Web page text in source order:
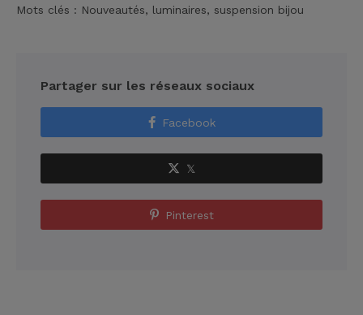
Mots clés : Nouveautés, luminaires, suspension bijou
Partager sur les réseaux sociaux
Facebook
𝕏
Pinterest